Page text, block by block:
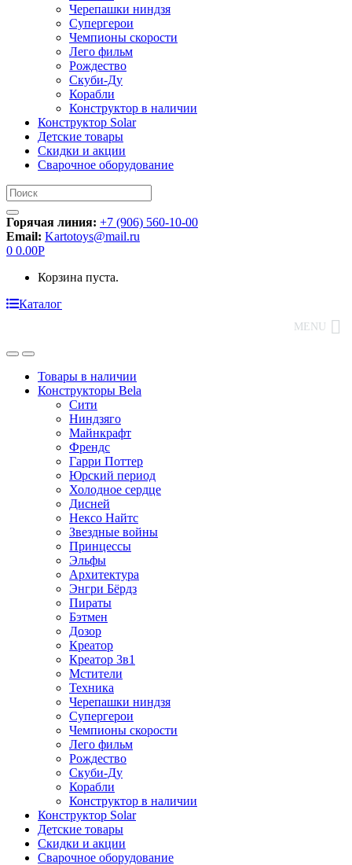
Черепашки ниндзя
Супергерои
Чемпионы скорости
Лего фильм
Рождество
Скуби-Ду
Корабли
Конструктор в наличии
Конструктор Solar
Детские товары
Скидки и акции
Сварочное оборудование
Искать:
Горячая линия: +7 (906) 560-10-00
Email: Kartotoys@mail.ru
0 0.00Р
Корзина пуста.
Каталог
MENU
Товары в наличии
Конструкторы Bela
Сити
Ниндзяго
Майнкрафт
Френдс
Гарри Поттер
Юрский период
Холодное сердце
Дисней
Нексо Найтс
Звездные войны
Принцессы
Эльфы
Архитектура
Энгри Бёрдз
Пираты
Бэтмен
Дозор
Креатор
Креатор 3в1
Мстители
Техника
Черепашки ниндзя
Супергерои
Чемпионы скорости
Лего фильм
Рождество
Скуби-Ду
Корабли
Конструктор в наличии
Конструктор Solar
Детские товары
Скидки и акции
Сварочное оборудование